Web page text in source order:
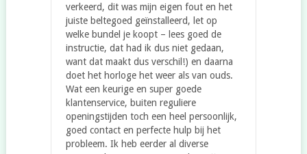
verkeerd, dit was mijn eigen fout en het
juiste beltegoed geïnstalleerd, let op
welke bundel je koopt – lees goed de
instructie, dat had ik dus niet gedaan,
want dat maakt dus verschil!) en daarna
doet het horloge het weer als van ouds.
Wat een keurige en super goede
klantenservice, buiten reguliere
openingstijden toch een heel persoonlijk,
goed contact en perfecte hulp bij het
probleem. Ik heb eerder al diverse